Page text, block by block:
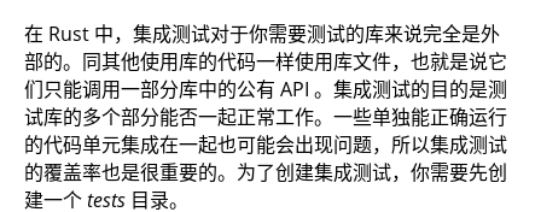
在 Rust 中，集成测试对于你需要测试的库来说完全是外
部的。同其他使用库的代码一样使用库文件，也就是说它
们只能调用一部分库中的公有 API 。集成测试的目的是测
试库的多个部分能否一起正常工作。一些单独能正确运行
的代码单元集成在一起也可能会出现问题，所以集成测试
的覆盖率也是很重要的。为了创建集成测试，你需要先创
建一个tests 目录。